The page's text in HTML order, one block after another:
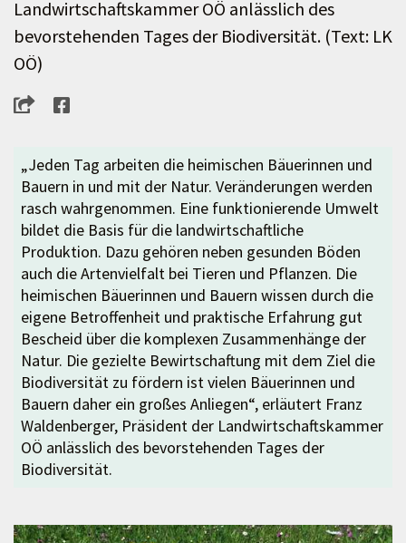
Landwirtschaftskammer OÖ anlässlich des
bevorstehenden Tages der Biodiversität. (Text: LK
OÖ)
„Jeden Tag arbeiten die heimischen Bäuerinnen und
Bauern in und mit der Natur. Veränderungen werden
rasch wahrgenommen. Eine funktionierende Umwelt
bildet die Basis für die landwirtschaftliche
Produktion. Dazu gehören neben gesunden Böden
auch die Artenvielfalt bei Tieren und Pflanzen. Die
heimischen Bäuerinnen und Bauern wissen durch die
eigene Betroffenheit und praktische Erfahrung gut
Bescheid über die komplexen Zusammenhänge der
Natur. Die gezielte Bewirtschaftung mit dem Ziel die
Biodiversität zu fördern ist vielen Bäuerinnen und
Bauern daher ein großes Anliegen“, erläutert Franz
Waldenberger, Präsident der Landwirtschaftskammer
OÖ anlässlich des bevorstehenden Tages der
Biodiversität.